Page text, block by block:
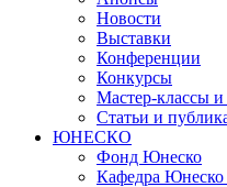
Новости
Выставки
Конференции
Конкурсы
Мастер-классы
Статьи и
ЮНЕСКО
Фонд Юнеско
Кафедра